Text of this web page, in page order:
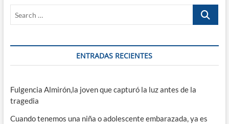
Search
ENTRADAS RECIENTES
Fulgencia Almirón,la joven que capturó la luz antes de la
tragedia
Cuando tenemos una niña o adolescente embarazada, ya es